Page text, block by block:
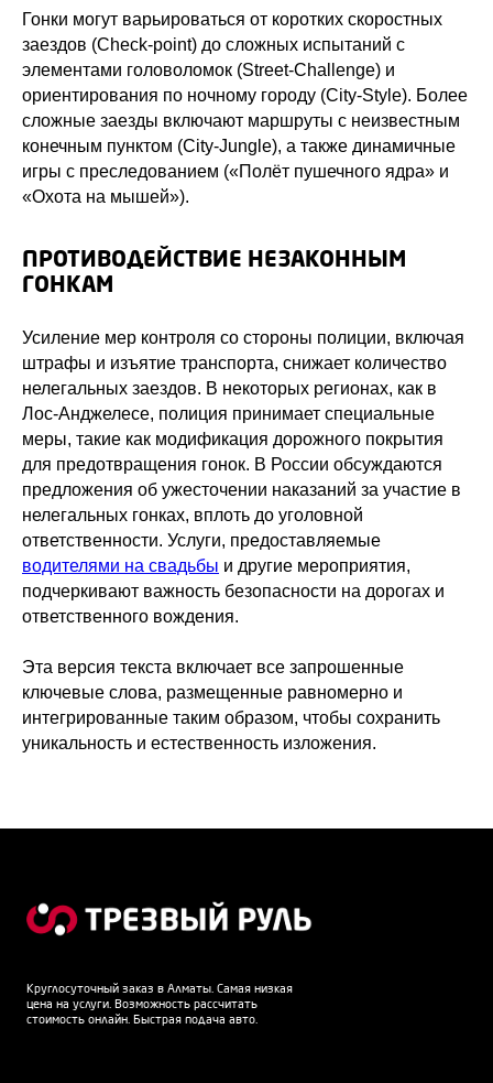
Гонки могут варьироваться от коротких скоростных
заездов (Check-point) до сложных испытаний с
элементами головоломок (Street-Challenge) и
ориентирования по ночному городу (City-Style). Более
сложные заезды включают маршруты с неизвестным
конечным пунктом (City-Jungle), а также динамичные
игры с преследованием («Полёт пушечного ядра» и
«Охота на мышей»).
ПРОТИВОДЕЙСТВИЕ НЕЗАКОННЫМ
ГОНКАМ
Усиление мер контроля со стороны полиции, включая
штрафы и изъятие транспорта, снижает количество
нелегальных заездов. В некоторых регионах, как в
Лос-Анджелесе, полиция принимает специальные
меры, такие как модификация дорожного покрытия
для предотвращения гонок. В России обсуждаются
предложения об ужесточении наказаний за участие в
нелегальных гонках, вплоть до уголовной
ответственности. Услуги, предоставляемые
водителями на свадьбы и другие мероприятия,
подчеркивают важность безопасности на дорогах и
ответственного вождения.
Эта версия текста включает все запрошенные
ключевые слова, размещенные равномерно и
интегрированные таким образом, чтобы сохранить
уникальность и естественность изложения.
Круглосуточный заказ в Алматы. Самая низкая
цена на услуги. Возможность рассчитать
стоимость онлайн. Быстрая подача авто.